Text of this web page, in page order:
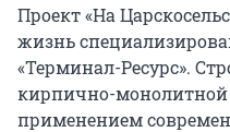
Проект «На
жизнь
«Терминал-Ресурс».
кирпично-монолитной
применением